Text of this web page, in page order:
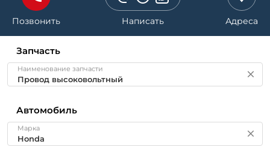
Позвонить Написать Адреса
Запчасть
Наименование запчасти
Автомобиль
Марка